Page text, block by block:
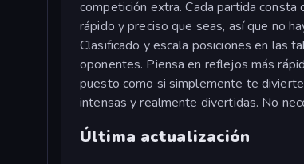
competición extra. Cada partida
rápido y preciso que seas, así que no
Clasificado y escala posiciones en las
oponentes. Piensa en reflejos más
puesto como si simplemente te
intensas y realmente divertidas. No
Última actualización